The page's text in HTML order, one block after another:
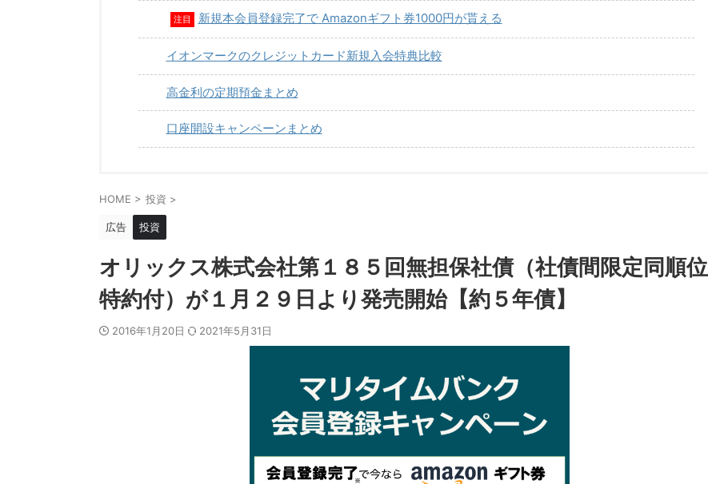
注目 新規本会員登録完了で Amazonギフト券1000円が貰える
イオンマークのクレジットカード新規入会特典比較
高金利の定期預金まとめ
口座開設キャンペーンまとめ
HOME > 投資 >
広告 投資
オリックス株式会社第１８５回無担保社債（社債間限定同順位
特約付）が１月２９日より発売開始【約５年債】
2016年1月20日 2021年5月31日